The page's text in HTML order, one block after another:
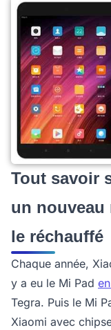
Tout savoir
un nouveau
le réchauffé
Chaque année,
y a eu le Mi Pad
Tegra. Puis le Mi
Xiaomi avec